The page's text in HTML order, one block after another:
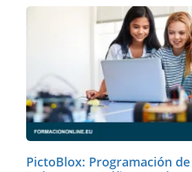
PictoBlox: Programación de